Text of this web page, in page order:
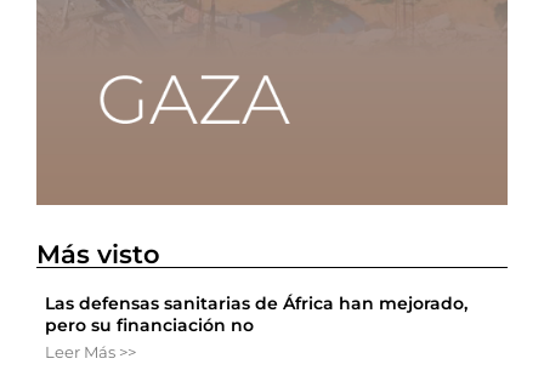
Más visto
Las defensas sanitarias de África han mejorado,
pero su financiación no
Leer Más >>